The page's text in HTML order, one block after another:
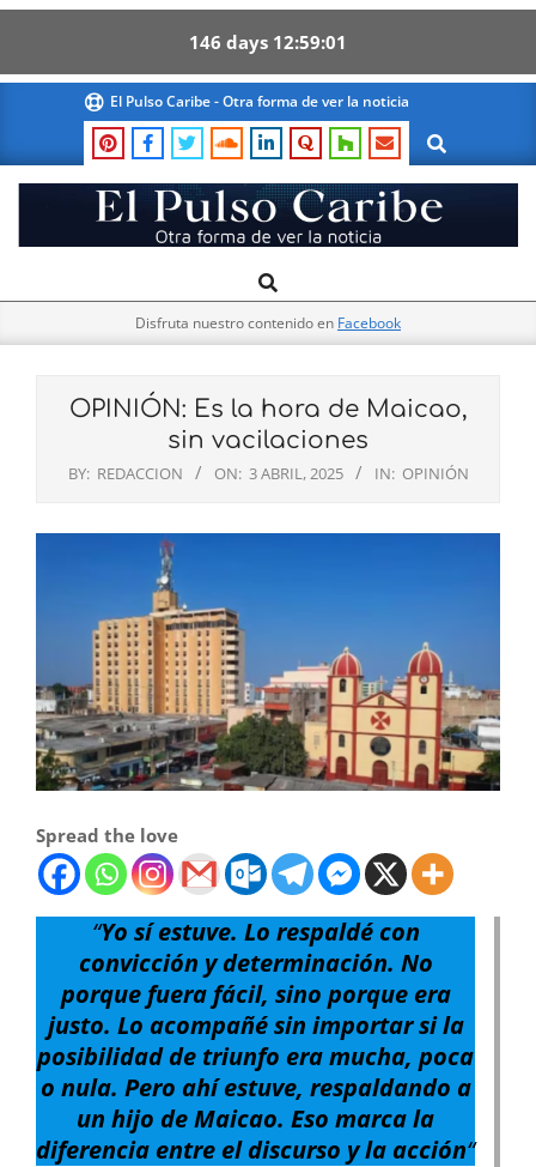
146 days 12 59 00
content
El Pulso Caribe - Otra forma de ver la noticia
Search
El
Pulso
Navigation
Search
Disfruta nuestro contenido en Facebook
OPINIÓN: Es la hora de Maicao,
sin vacilaciones
BY: REDACCION ON: 3 ABRIL, 2025 IN: OPINIÓN
Spread the love
“Yo sí estuve. Lo respaldé con
convicción y determinación. No
porque fuera fácil, sino porque era
justo. Lo acompañé sin importar si la
posibilidad de triunfo era mucha, poca
o nula. Pero ahí estuve, respaldando a
un hijo de Maicao. Eso marca la
diferencia entre el discurso y la acción“